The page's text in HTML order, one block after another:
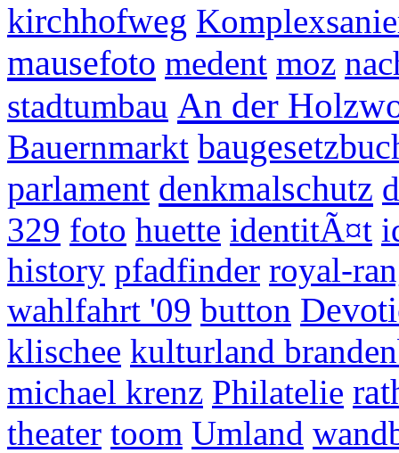
kirchhofweg
mausefoto medent moz
stadtumbau An der
Bauernmarkt
parlament denkmalschutz
329 foto huette identitÃ¤t
history pfadfinder royal-
wahlfahrt '09 button
klischee kulturland
michael krenz Philatelie
theater toom Umland